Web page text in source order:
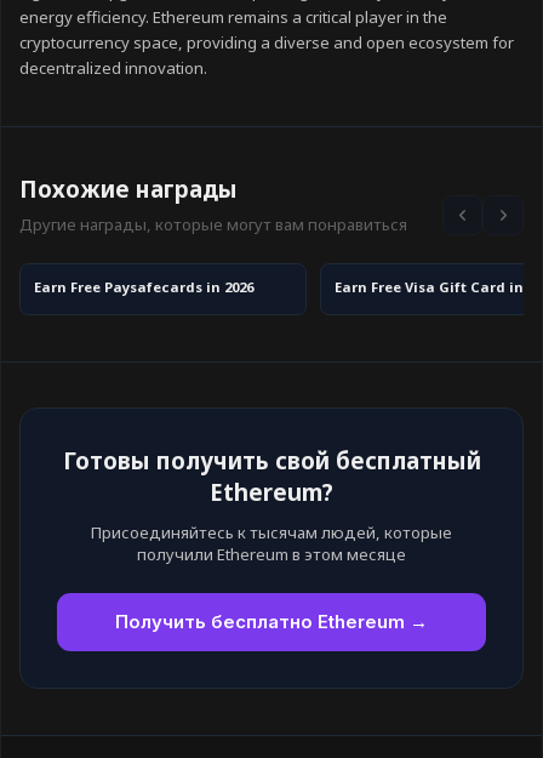
energy efficiency. Ethereum remains a critical player in the
cryptocurrency space, providing a diverse and open ecosystem for
decentralized innovation.
Похожие награды
Другие награды, которые могут вам понравиться
Earn Free Paysafecards in 2026 Earn Free Visa Gift Card in
Готовы получить свой бесплатный
Ethereum?
Присоединяйтесь к тысячам людей, которые
получили Ethereum в этом месяце
Получить бесплатно Ethereum →